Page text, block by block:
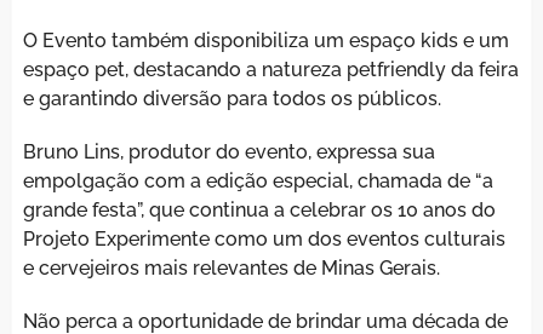
O Evento também disponibiliza um espaço kids e um
espaço pet, destacando a natureza petfriendly da feira
e garantindo diversão para todos os públicos.
Bruno Lins, produtor do evento, expressa sua
empolgação com a edição especial, chamada de “a
grande festa”, que continua a celebrar os 10 anos do
Projeto Experimente como um dos eventos culturais
e cervejeiros mais relevantes de Minas Gerais.
Não perca a oportunidade de brindar uma década de